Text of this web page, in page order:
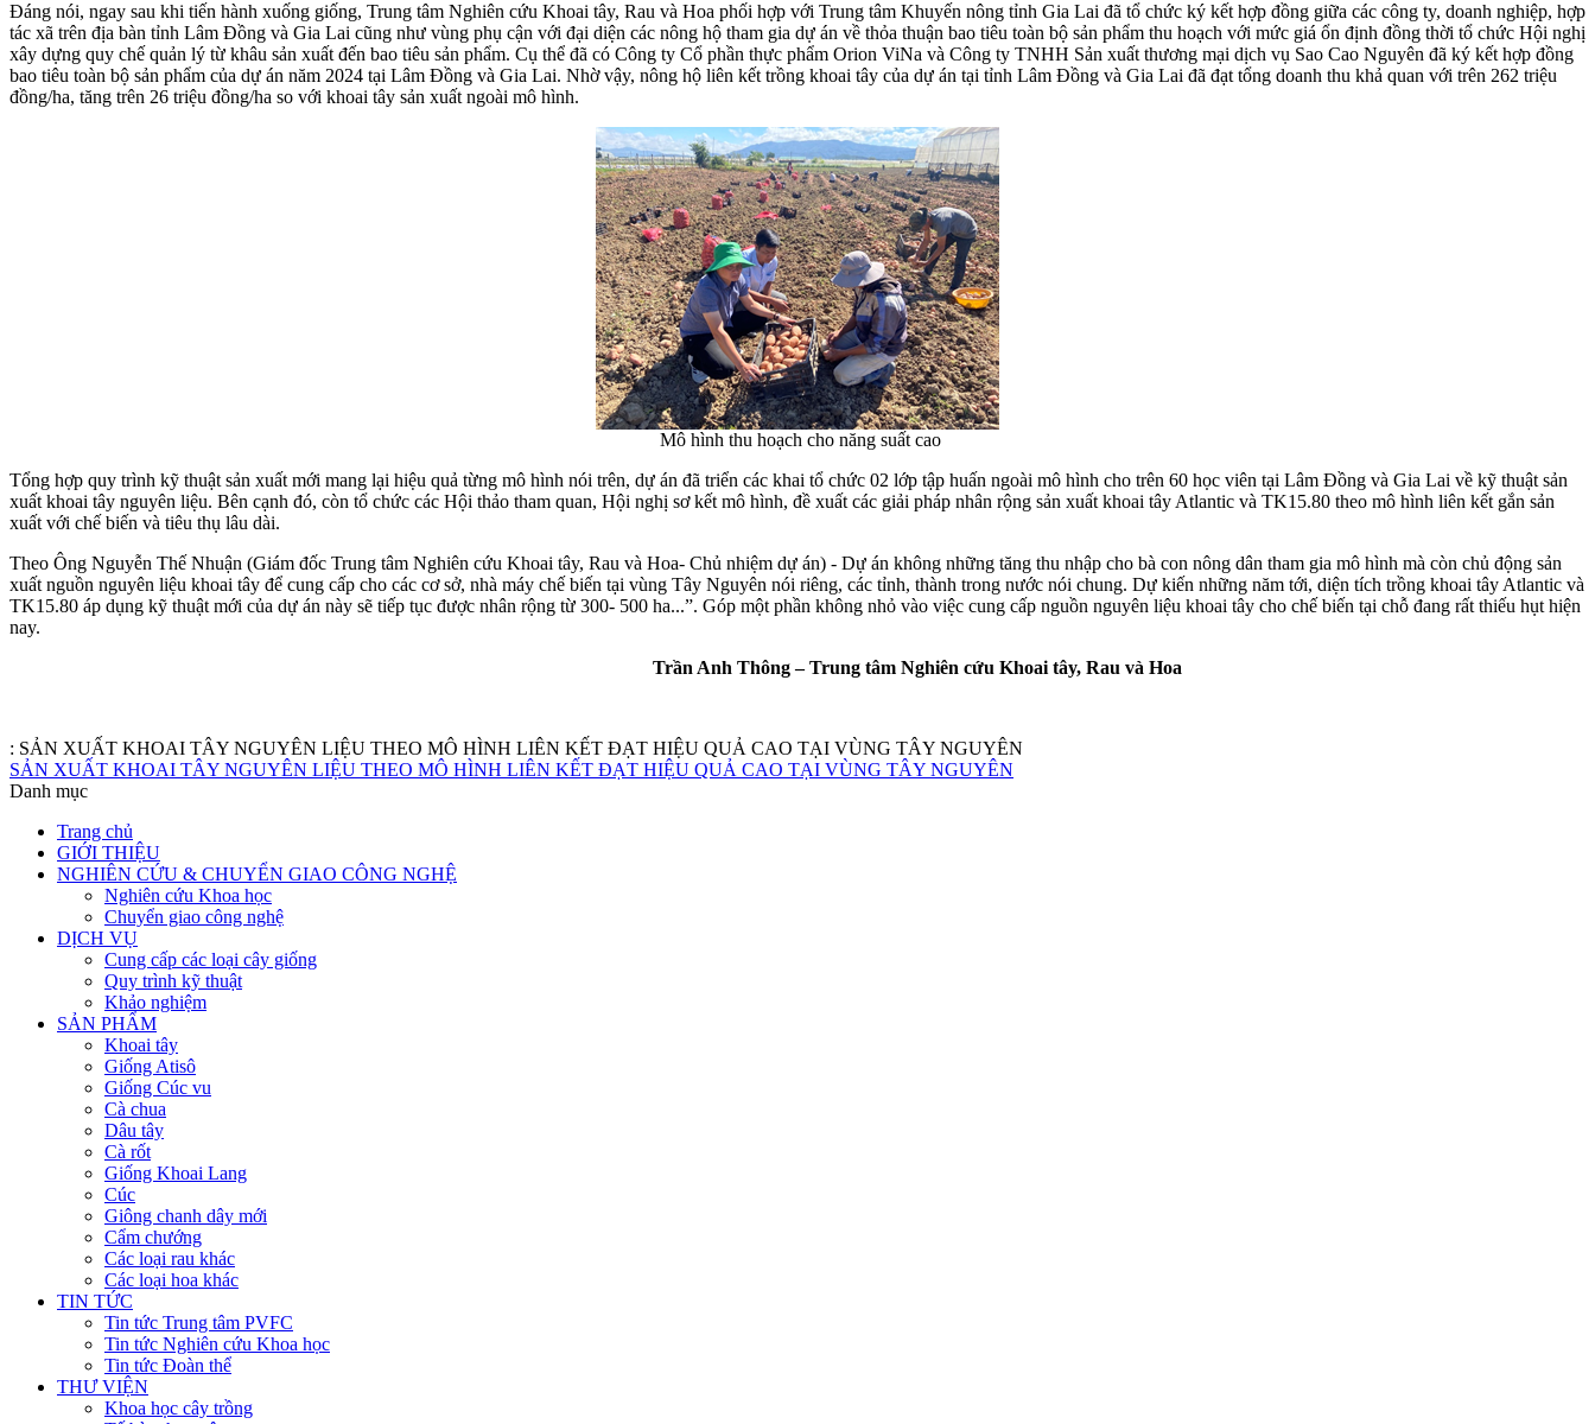
Đáng nói, ngay sau khi tiến hành xuống giống, Trung tâm Nghiên cứu Khoai tây, Rau và Hoa phối hợp với Trung tâm Khuyến nông tỉnh Gia Lai đã tổ chức ký kết hợp đồng giữa các công ty, doanh nghiệp, hợp
tác xã trên địa bàn tỉnh Lâm Đồng và Gia Lai cũng như vùng phụ cận với đại diện các nông hộ tham gia dự án về thỏa thuận bao tiêu toàn bộ sản phẩm thu hoạch với mức giá ổn định đồng thời tổ chức Hội nghị
xây dựng quy chế quản lý từ khâu sản xuất đến bao tiêu sản phẩm. Cụ thể đã có Công ty Cổ phần thực phẩm Orion ViNa và Công ty TNHH Sản xuất thương mại dịch vụ Sao Cao Nguyên đã ký kết hợp đồng
bao tiêu toàn bộ sản phẩm của dự án năm 2024 tại Lâm Đồng và Gia Lai. Nhờ vậy, nông hộ liên kết trồng khoai tây của dự án tại tỉnh Lâm Đồng và Gia Lai đã đạt tổng doanh thu khả quan với trên 262 triệu
đồng/ha, tăng trên 26 triệu đồng/ha so với khoai tây sản xuất ngoài mô hình.
Mô hình thu hoạch cho năng suất cao
Tổng hợp quy trình kỹ thuật sản xuất mới mang lại hiệu quả từng mô hình nói trên, dự án đã triển các khai tổ chức 02 lớp tập huấn ngoài mô hình cho trên 60 học viên tại Lâm Đồng và Gia Lai về kỹ thuật sản
xuất khoai tây nguyên liệu. Bên cạnh đó, còn tổ chức các Hội thảo tham quan, Hội nghị sơ kết mô hình, đề xuất các giải pháp nhân rộng sản xuất khoai tây Atlantic và TK15.80 theo mô hình liên kết gắn sản
xuất với chế biến và tiêu thụ lâu dài.
Theo Ông Nguyễn Thế Nhuận (Giám đốc Trung tâm Nghiên cứu Khoai tây, Rau và Hoa- Chủ nhiệm dự án) - Dự án không những tăng thu nhập cho bà con nông dân tham gia mô hình mà còn chủ động sản
xuất nguồn nguyên liệu khoai tây để cung cấp cho các cơ sở, nhà máy chế biến tại vùng Tây Nguyên nói riêng, các tỉnh, thành trong nước nói chung. Dự kiến những năm tới, diện tích trồng khoai tây Atlantic và
TK15.80 áp dụng kỹ thuật mới của dự án này sẽ tiếp tục được nhân rộng từ 300- 500 ha...”. Góp một phần không nhỏ vào việc cung cấp nguồn nguyên liệu khoai tây cho chế biến tại chỗ đang rất thiếu hụt hiện
nay.
Trần Anh Thông – Trung tâm Nghiên cứu Khoai tây, Rau và Hoa
: SẢN XUẤT KHOAI TÂY NGUYÊN LIỆU THEO MÔ HÌNH LIÊN KẾT ĐẠT HIỆU QUẢ CAO TẠI VÙNG TÂY NGUYÊN
SẢN XUẤT KHOAI TÂY NGUYÊN LIỆU THEO MÔ HÌNH LIÊN KẾT ĐẠT HIỆU QUẢ CAO TẠI VÙNG TÂY NGUYÊN
Danh mục
Trang chủ
GIỚI THIỆU
NGHIÊN CỨU & CHUYỂN GIAO CÔNG NGHỆ
Nghiên cứu Khoa học
Chuyển giao công nghệ
DỊCH VỤ
Cung cấp các loại cây giống
Quy trình kỹ thuật
Khảo nghiệm
SẢN PHẨM
Khoai tây
Giống Atisô
Giống Cúc vu
Cà chua
Dâu tây
Cà rốt
Giống Khoai Lang
Cúc
Giông chanh dây mới
Cẩm chướng
Các loại rau khác
Các loại hoa khác
TIN TỨC
Tin tức Trung tâm PVFC
Tin tức Nghiên cứu Khoa học
Tin tức Đoàn thể
THƯ VIỆN
Khoa học cây trồng